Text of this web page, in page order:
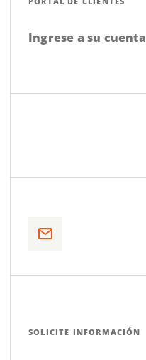
Ingrese a su cuenta
SOLICITE INFORMACIÓN